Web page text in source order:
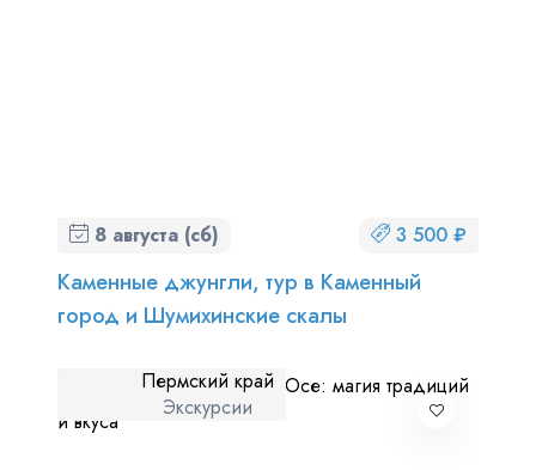
8 августа (сб) 3 500 ₽
Каменные джунгли, тур в Каменный
город и Шумихинские скалы
Пермский край
Экскурсии